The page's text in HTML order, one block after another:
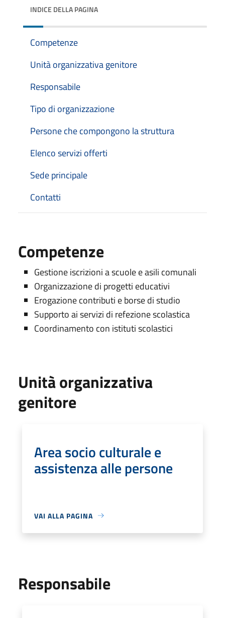
INDICE DELLA PAGINA
Competenze
Unità organizzativa genitore
Responsabile
Tipo di organizzazione
Persone che compongono la struttura
Elenco servizi offerti
Sede principale
Contatti
Competenze
Gestione iscrizioni a scuole e asili comunali
Organizzazione di progetti educativi
Erogazione contributi e borse di studio
Supporto ai servizi di refezione scolastica
Coordinamento con istituti scolastici
Unità organizzativa
genitore
Area socio culturale e
assistenza alle persone
VAI ALLA PAGINA
Responsabile